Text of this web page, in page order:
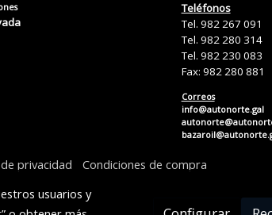
Teléfonos
Tel. 982 267 091
Tel. 982 280 314
Tel. 982 230 083
Fax: 982 280 881
Correos
info@autonorte.gal
privacidad
Condiciones de compra
usuarios y